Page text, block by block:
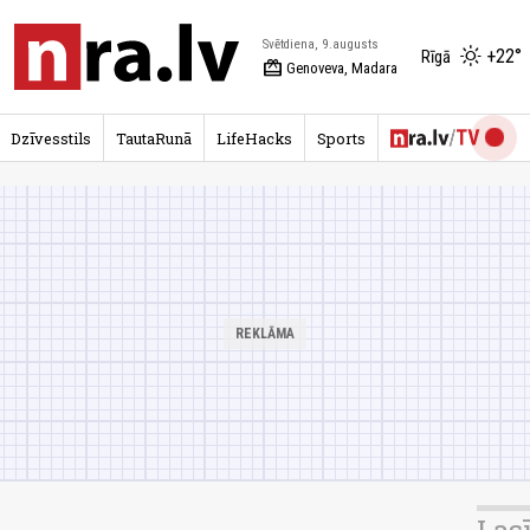
Svētdiena, 9.augusts
redeem Genoveva, Madara
Rīgā +22°
Dzīvesstils TautaRunā LifeHacks Sports